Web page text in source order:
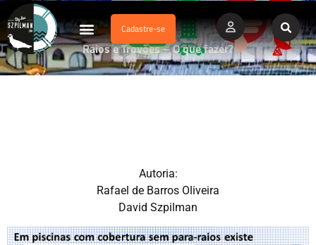
Cadastre-se
Raios e Trovões – O que fazer?
Autoria:
Rafael de Barros Oliveira
David Szpilman